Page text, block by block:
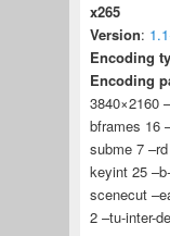
x265
Version:
Encoding
Encoding
3840×2160
bframes 16
subme 7
keyint 25
scenecut
2 –tu-inter-